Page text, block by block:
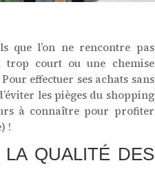
que l’on ne rencontre pas
trop court ou une chemise
effectuer ses achats sans
les pièges du shopping
à connaître pour profiter
!
QUALITÉ DES